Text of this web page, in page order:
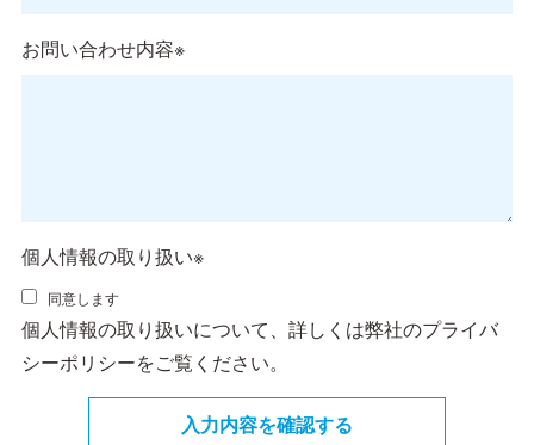
お問い合わせ内容※
個人情報の取り扱い※
同意します
個人情報の取り扱いについて、詳しくは弊社のプライバ
シーポリシーをご覧ください。